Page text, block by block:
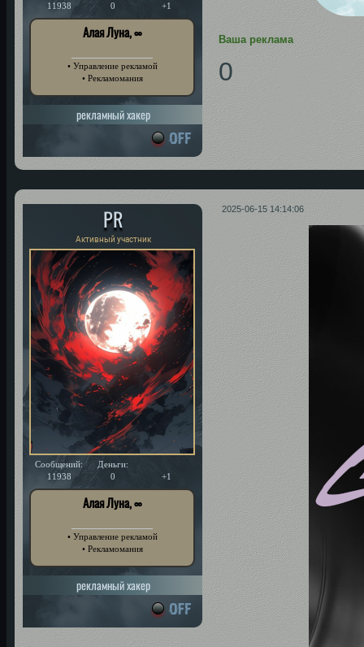
11938
0
+1
Алая Луна, ∞
• Управление рекламой
• Рекламомания
рекламный хакер
Ваша реклама
0
2025-06-15 14:14:06
PR
Активный участник
Сообщений:
11938
Деньги:
0
+1
Алая Луна, ∞
• Управление рекламой
• Рекламомания
рекламный хакер